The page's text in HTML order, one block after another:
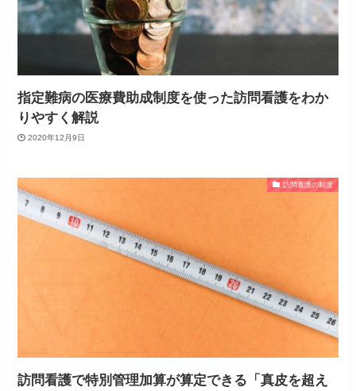
指定難病の医療費助成制度を使った訪問看護をわか
りやすく解説
2020年12月9日
訪問看護の制度
訪問看護で特別管理加算が算定できる「真皮を超え